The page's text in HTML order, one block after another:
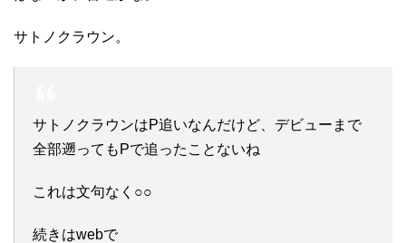
サトノクラウン。
サトノクラウンはP追いなんだけど、デビューまで
全部遡ってもPで追ったことないね
これは文句なく○○
続きはwebで